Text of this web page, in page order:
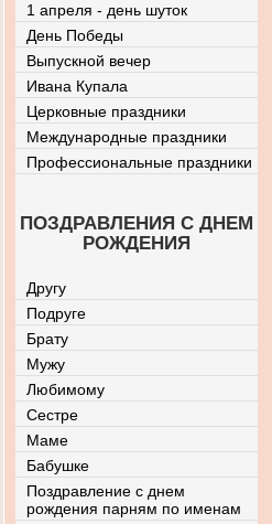
1 апреля - день шуток
День Победы
Выпускной вечер
Ивана Купала
Церковные праздники
Международные праздники
Профессиональные праздники
ПОЗДРАВЛЕНИЯ С ДНЕМ
РОЖДЕНИЯ
Другу
Подруге
Брату
Мужу
Любимому
Сестре
Маме
Бабушке
Поздравление с днем
рождения парням по именам